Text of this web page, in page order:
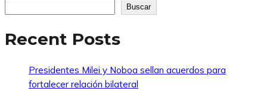
Buscar
Recent Posts
Presidentes Milei y Noboa sellan acuerdos para
fortalecer relación bilateral